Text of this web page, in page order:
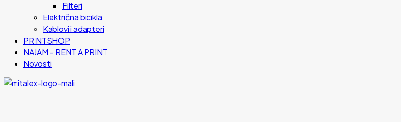
Filteri
Električna bicikla
Kablovi i adapteri
PRINTSHOP
NAJAM – RENT A PRINT
Novosti